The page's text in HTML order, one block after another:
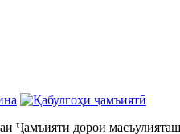
Ҷамъияти дорои